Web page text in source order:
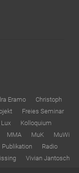
Eramo
Christoph
Freies Seminar
Kolloquium
MMA MuK
MuWi
Publikation
Radio
Vivian Jantosch